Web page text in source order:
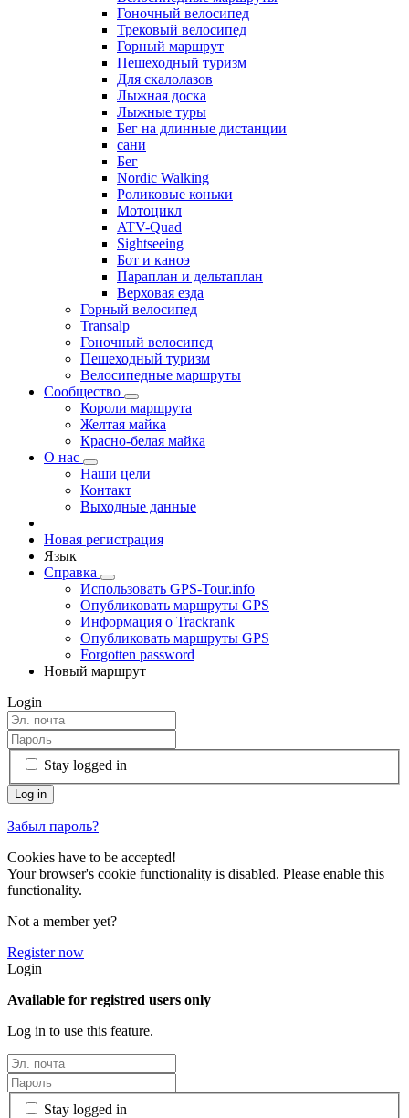
Гоночный велосипед
Трековый велосипед
Горный маршрут
Пешеходный туризм
Для скалолазов
Лыжная доска
Лыжные туры
Бег на длинные дистанции
сани
Бег
Nordic Walking
Роликовые коньки
Мотоцикл
ATV-Quad
Sightseeing
Бот и каноэ
Параплан и дельтаплан
Верховая езда
Горный велосипед
Transalp
Гоночный велосипед
Пешеходный туризм
Велосипедные маршруты
Сообщество
Короли маршрута
Желтая майка
Красно-белая майка
О нас
Наши цели
Контакт
Выходные данные
Новая регистрация
Язык
Справка
Использовать GPS-Tour.info
Опубликовать маршруты GPS
Информация о Trackrank
Опубликовать маршруты GPS
Forgotten password
Новый маршрут
Login
Stay logged in
Забыл пароль?
Cookies have to be accepted!
Your browser's cookie functionality is disabled. Please enable this
functionality.
Not a member yet?
Register now
Login
Available for registred users only
Log in to use this feature.
Stay logged in